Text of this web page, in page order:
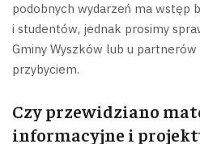
podobnych wydarzeń ma wstęp
i studentów, jednak prosimy
Gminy Wyszków lub u
przybyciem.
Czy przewidziano
informacyjne i